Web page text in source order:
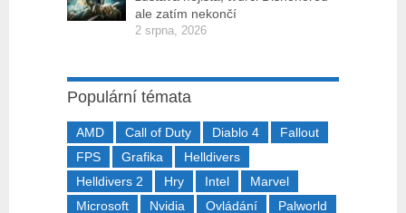
ale zatím nekončí
2 srpna, 2026
Populární témata
AMD Call of Duty Diablo 4
Fallout
FPS
Grafika
Helldivers
Helldivers 2
Hry Intel
Marvel
Microsoft
Nvidia Ovládání
Palworld